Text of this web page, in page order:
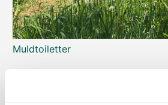
Muldtoiletter